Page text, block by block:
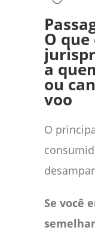
O que
a
ou
voo
O
Se você